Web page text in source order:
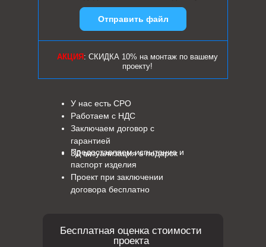
АКЦИЯ : СКИДКА 10% на монтаж по вашему
проекту!
Предоставляем испытание и
паспорт изделия
Проект при заключении
договора бесплатно
У нас есть СРО
Работаем с НДС
Заключаем договор с
гарантией
3Д визуализация в подарок
Отправить файл
Бесплатная оценка стоимости
проекта